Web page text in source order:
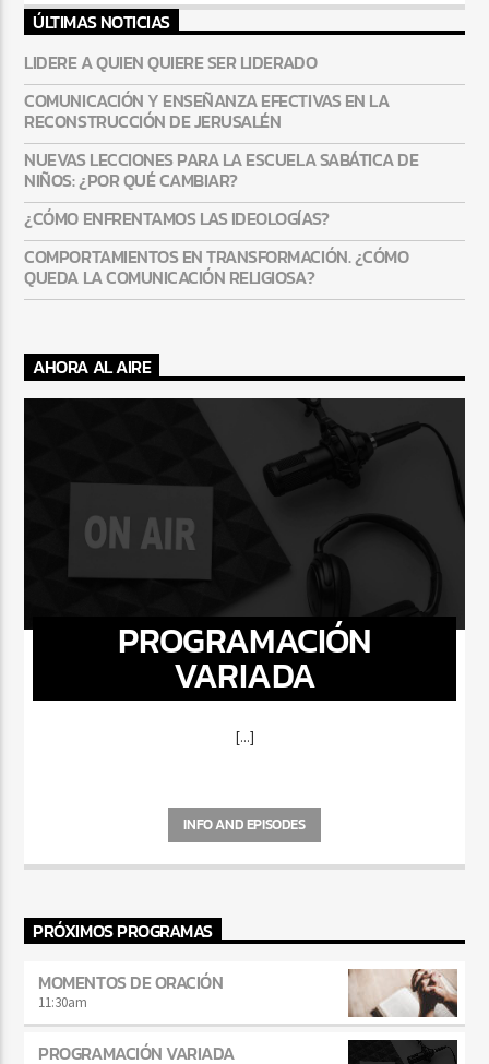
ÚLTIMAS NOTICIAS
LIDERE A QUIEN QUIERE SER LIDERADO
COMUNICACIÓN Y ENSEÑANZA EFECTIVAS EN LA
RECONSTRUCCIÓN DE JERUSALÉN
NUEVAS LECCIONES PARA LA ESCUELA SABÁTICA DE
NIÑOS: ¿POR QUÉ CAMBIAR?
¿CÓMO ENFRENTAMOS LAS IDEOLOGÍAS?
COMPORTAMIENTOS EN TRANSFORMACIÓN. ¿CÓMO
QUEDA LA COMUNICACIÓN RELIGIOSA?
AHORA AL AIRE
PROGRAMACIÓN
VARIADA
[...]
INFO AND EPISODES
PRÓXIMOS PROGRAMAS
MOMENTOS DE ORACIÓN
11:30am
PROGRAMACIÓN VARIADA